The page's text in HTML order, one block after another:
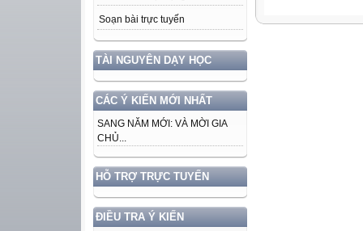
Soạn bài trực tuyến
TÀI NGUYÊN DẠY HỌC
CÁC Ý KIẾN MỚI NHẤT
SANG NĂM MỚI: VÀ MỜI GIA
CHỦ...
HỖ TRỢ TRỰC TUYẾN
ĐIỀU TRA Ý KIẾN